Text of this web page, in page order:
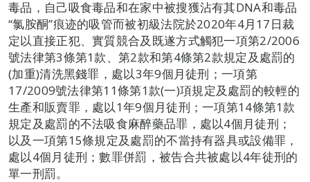
毒品，自己吸食毒品和在家中被搜獲沾有其DNA和毒品
“氯胺酮”痕迹的吸管而被初級法院於2020年4月17日裁
定以直接正犯、實質競合及既遂方式觸犯一項第2/2006
號法律第3條第1款、第2款和第4條第2款規定及處罰的
(加重)清洗黑錢罪，處以3年9個月徒刑；一項第
17/2009號法律第11條第1款(一)項規定及處罰的較輕的
生產和販賣罪，處以1年9個月徒刑；一項第14條第1款
規定及處罰的不法吸食麻醉藥品罪，處以4個月徒刑；
以及一項第15條規定及處罰的不當持有器具或設備罪，
處以4個月徒刑；數罪併罰，被告合共被處以4年徒刑的
單一刑罰。